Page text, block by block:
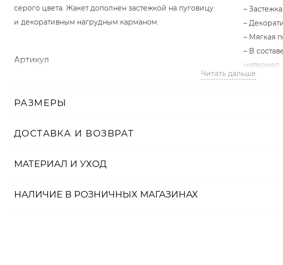
серого цвета. Жакет дополнен застежкой на пуговицу
и декоративным нагрудным карманом.
Артикул
–
–
– Мягкая
– В
материал,
На
Читать дальше
РАЗМЕРЫ
ДОСТАВКА И ВОЗВРАТ
МАТЕРИАЛ И УХОД
НАЛИЧИЕ В РОЗНИЧНЫХ МАГАЗИНАХ